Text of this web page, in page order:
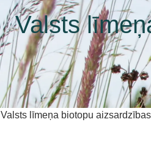
Valsts
Valsts līmeņa biotopu